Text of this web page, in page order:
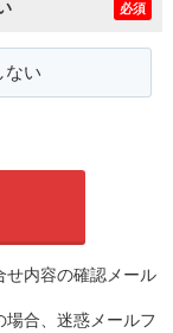
必須
ない
内容の確認メール
合、迷惑メールフ